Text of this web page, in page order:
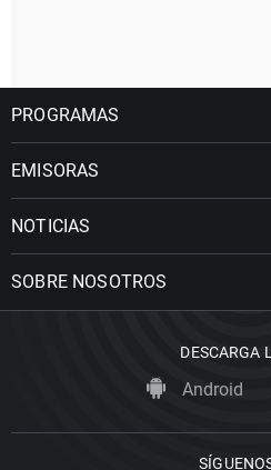
PROGRAMAS
EMISORAS
NOTICIAS
SOBRE NOSOTROS
DESCARGA
Android